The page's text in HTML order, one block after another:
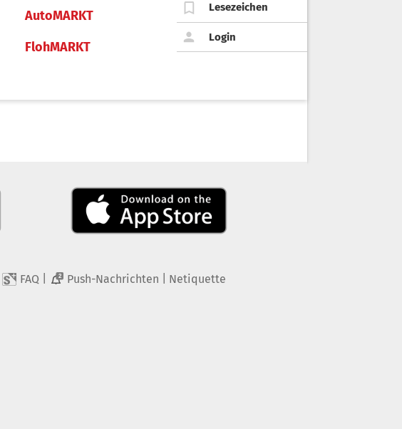
AutoMARKT
FlohMARKT
Lesezeichen
Login
FAQ 2 Push-Nachrichten Netiquette